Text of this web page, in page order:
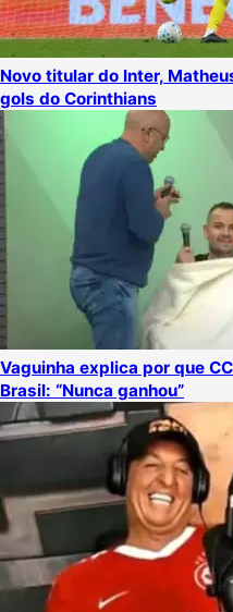
Novo titular do Inter,
gols do Corinthians
Vaguinha explica por que
Brasil: “Nunca ganhou”